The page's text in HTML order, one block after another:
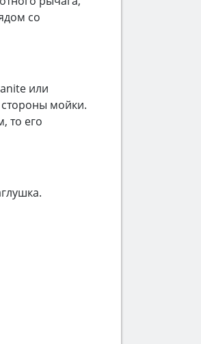
со
или
стороны мойки.
то его